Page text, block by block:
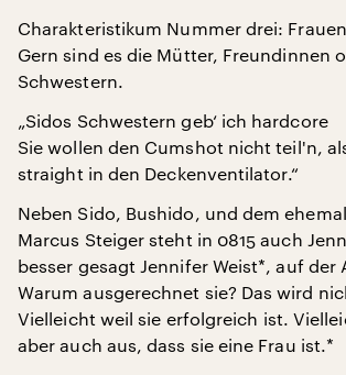
Charakteristikum Nummer drei:
Gern sind es die Mütter, Freundinnen
Schwestern.
„Sidos Schwestern geb‘ ich hardcore
Sie wollen den Cumshot nicht teil'n,
straight in den Deckenventilator.“
Neben Sido, Bushido, und dem
Marcus Steiger steht in 0815 auch
besser gesagt Jennifer Weist*, auf der
Warum ausgerechnet sie? Das wird
Vielleicht weil sie erfolgreich ist.
aber auch aus, dass sie eine Frau ist.*